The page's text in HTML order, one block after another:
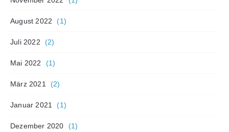
August 2022 (1)
Juli 2022 (2)
Mai 2022 (1)
März 2021 (2)
Januar 2021 (1)
Dezember 2020 (1)